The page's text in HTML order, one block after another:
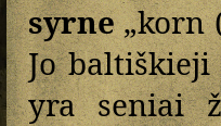
syrne„korn
Jo
yra seniai